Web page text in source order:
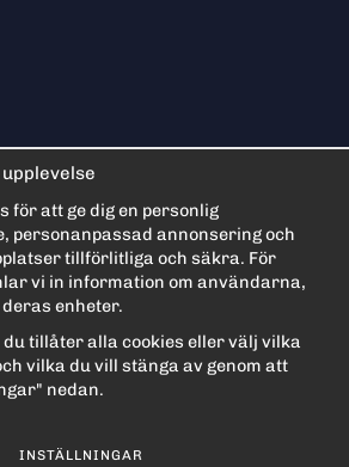
FÖR VÅRA BÄSTA
för att ge dig en personlig
personanpassad annonsering och
tillförlitliga och säkra. För
vi in information om användarna,
enheter.
du tillåter alla cookies eller välj vilka
vilka du vill stänga av genom att
nedan.
INSTÄLLNINGAR